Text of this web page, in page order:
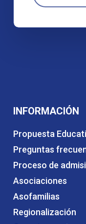
INFORMACIÓN
Propuesta
Preguntas
Proceso de
Asociaciones
Asofamilias
Regionalización